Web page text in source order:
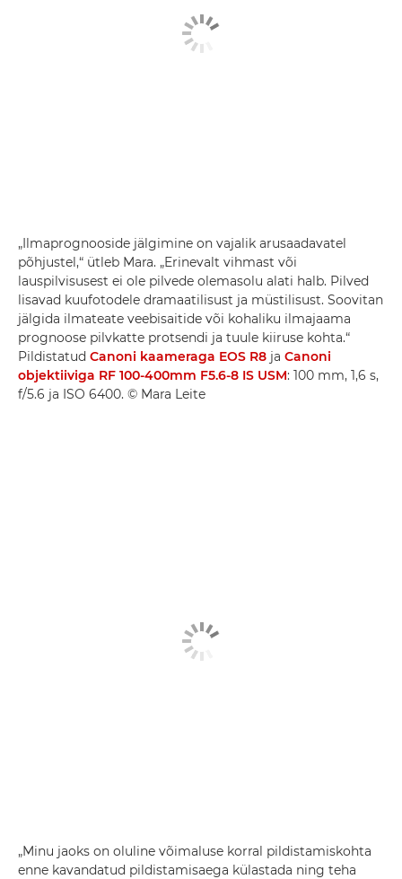
„Ilmaprognooside jälgimine on vajalik arusaadavatel
põhjustel,“ ütleb Mara. „Erinevalt vihmast või
lauspilvisusest ei ole pilvede olemasolu alati halb. Pilved
lisavad kuufotodele dramaatilisust ja müstilisust. Soovitan
jälgida ilmateate veebisaitide või kohaliku ilmajaama
prognoose pilvkatte protsendi ja tuule kiiruse kohta.“
Pildistatud Canoni kaameraga EOS R8 ja Canoni
objektiiviga RF 100-400mm F5.6-8 IS USM: 100 mm, 1,6 s,
f/5.6 ja ISO 6400. © Mara Leite
„Minu jaoks on oluline võimaluse korral pildistamiskohta
enne kavandatud pildistamisaega külastada ning teha